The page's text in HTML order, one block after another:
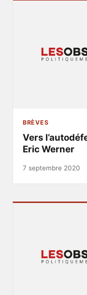
BRÈVES
Vers
Eric Werner
7 septembre 2020